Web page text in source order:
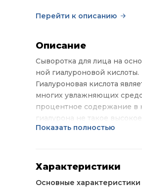
Перейти к описанию
Описание
Сыворотка для лица на
ной гиалуроновой кислоты.
Гиалуроновая кислота
многих увлажняющих
процентное содержание в
гиалурона не такое
100% сыворотки гиалурон
эффективное глубокое
клетках кожи. Не оставляет
Показать полностью
Характеристики
Основные характеристики